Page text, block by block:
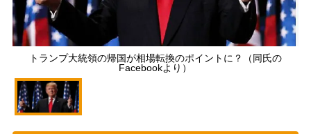
トランプ大統領の帰国が相場転換のポイントに？（同氏の
Facebookより）